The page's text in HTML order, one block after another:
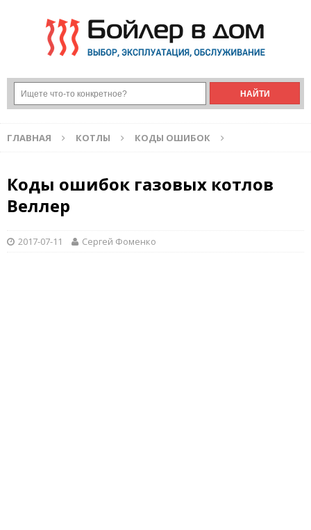
ГЛАВНАЯ КОТЛЫ КОДЫ ОШИБОК
Коды ошибок газовых котлов
Веллер
2017-07-11 Сергей Фоменко